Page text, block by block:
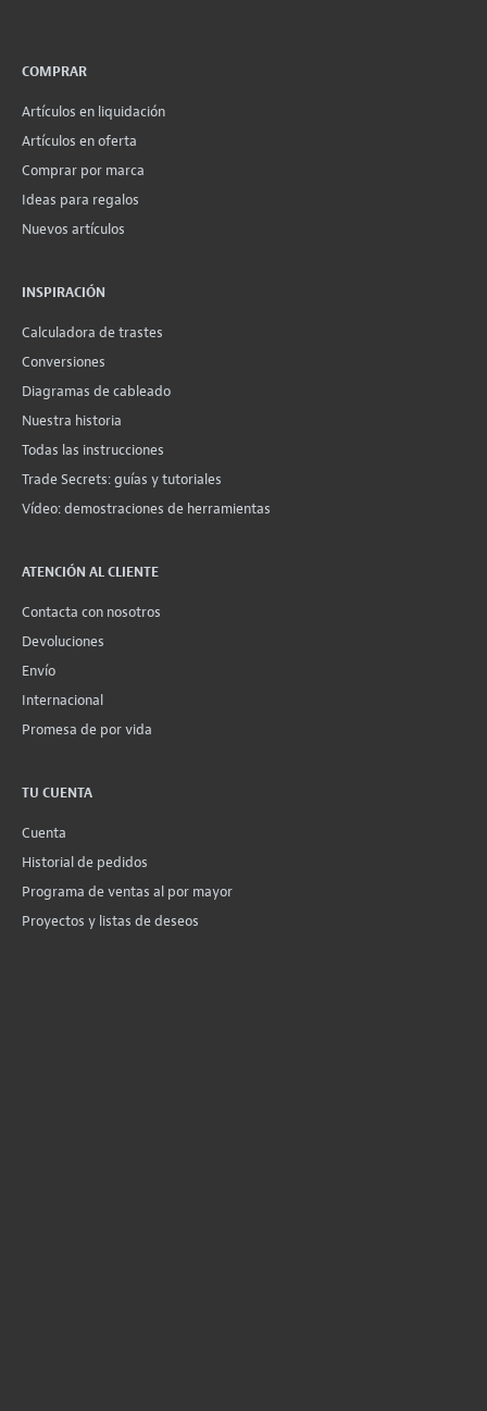
COMPRAR
Artículos en liquidación
Artículos en oferta
Comprar por marca
Ideas para regalos
Nuevos artículos
INSPIRACIÓN
Calculadora de trastes
Conversiones
Diagramas de cableado
Nuestra historia
Todas las instrucciones
Trade Secrets: guías y tutoriales
Vídeo: demostraciones de herramientas
ATENCIÓN AL CLIENTE
Contacta con nosotros
Devoluciones
Envío
Internacional
Promesa de por vida
TU CUENTA
Cuenta
Historial de pedidos
Programa de ventas al por mayor
Proyectos y listas de deseos